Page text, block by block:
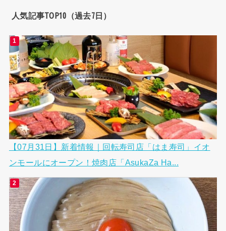
人気記事TOP10（過去7日）
【07月31日】新着情報｜回転寿司店「はま寿司」イオ
ンモールにオープン！焼肉店「AsukaZa Ha...